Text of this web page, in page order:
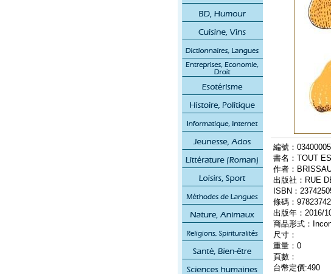
編號：
書名：TOUT
作者：
出版社：RUE
ISBN：
條碼：
出版年：2016/
商品形式：
尺寸：
重量：0
頁數：
台幣定價:490